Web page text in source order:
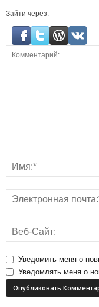
Зайти через:
Уведомить меня о
Уведомлять меня о